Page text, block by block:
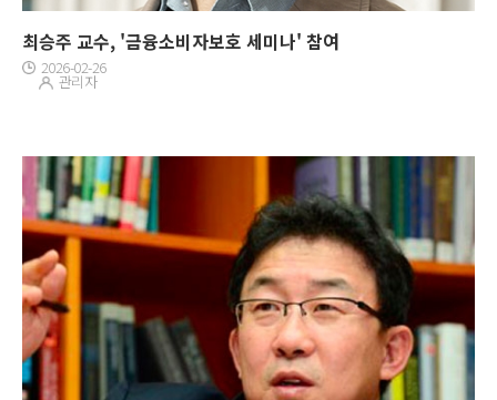
최승주 교수, '금융소비자보호 세미나' 참여
2026-02-26
관리자